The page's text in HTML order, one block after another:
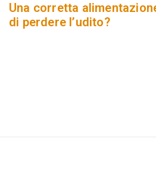
Una corretta
di perdere l’udito?